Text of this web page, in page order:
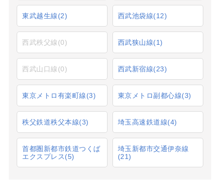
東武越生線(2) 西武池袋線(12)
西武秩父線(0) 西武狭山線(1)
西武山口線(0) 西武新宿線(23)
東京メトロ有楽町線(3) 東京メトロ副都心線(3)
秩父鉄道秩父本線(3) 埼玉高速鉄道線(4)
首都圏新都市鉄道つくば
エクスプレス(5)
埼玉新都市交通伊奈線
(21)